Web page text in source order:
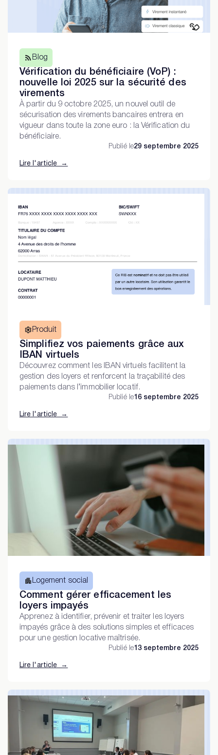
Blog
Vérification du bénéficiaire (VoP) :
nouvelle loi 2025 sur la sécurité des
virements
À partir du 9 octobre 2025, un nouvel outil de
sécurisation des virements bancaires entrera en
vigueur dans toute la zone euro : la Vérification du
bénéficiaire.
Publié le29 septembre 2025
Lire l'article →
Produit
Simplifiez vos paiements grâce aux
IBAN virtuels
Découvrez comment les IBAN virtuels facilitent la
gestion des loyers et renforcent la traçabilité des
paiements dans l’immobilier locatif.
Publié le16 septembre 2025
Lire l'article →
Logement social
Comment gérer efficacement les
loyers impayés
Apprenez à identifier, prévenir et traiter les loyers
impayés grâce à des solutions simples et efficaces
pour une gestion locative maîtrisée.
Publié le13 septembre 2025
Lire l'article →